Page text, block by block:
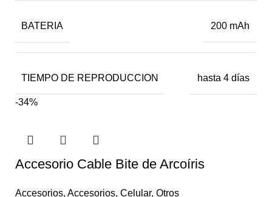
BATERIA 200 mAh
TIEMPO DE REPRODUCCION hasta 4 días
-34%
Accesorio Cable Bite de Arcoíris
Accesorios, Accesorios, Celular, Otros